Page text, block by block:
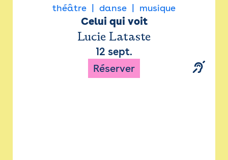
théâtre danse musique
Celui qui voit
Lucie Lataste
12 sept.
Réserver